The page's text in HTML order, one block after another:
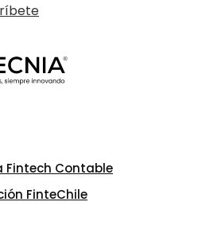
Fintech Contable
FinteChile